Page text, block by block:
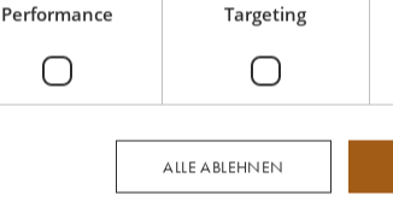
Performance Targeting
ALLE ABLEHNEN